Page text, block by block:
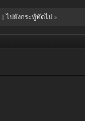
ไปยังกระทู้ทัดไป »